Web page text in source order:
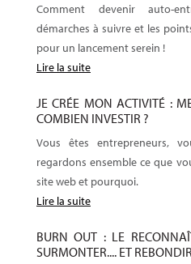
Comment devenir auto-
démarches à suivre et les
pour un lancement serein !
Lire la suite
JE CRÉE MON ACTIVITÉ :
COMBIEN INVESTIR ?
Vous êtes entrepreneurs,
regardons ensemble ce que
site web et pourquoi.
Lire la suite
BURN OUT : LE
SURMONTER.... ET